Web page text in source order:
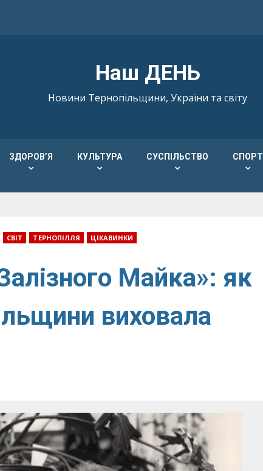
Наш ДЕНЬ
Новини Тернопільщини, України та світу
ЗДОРОВ’Я КУЛЬТУРА СУСПІЛЬСТВО СПОРТ
СВІТ ТЕРНОПІЛЛЯ ЦІКАВИНКИ
Майка»: як
виховала